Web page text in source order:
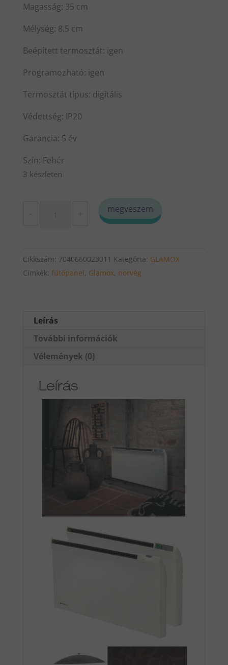
Magasság: 35 cm
Mélység: 8.5 cm
Beépített termosztát: igen
Programozható: igen
Termosztát típus: digitális
Védettség: IP20
Garancia: 5 év
Szín: Fehér
3 készleten
400w
fűtőpanel
35cm
mennyiség
megveszem
Cikkszám: 7040660023011 Kategória: GLAMOX
Címkék: fűtőpanel, Glamox, norvég
Leírás
További információk
Vélemények (0)
Leírás